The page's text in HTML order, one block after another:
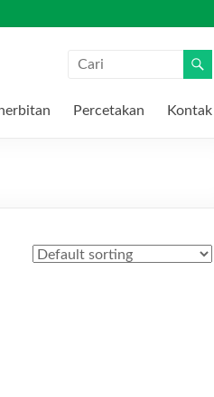
Percetakan Kontak